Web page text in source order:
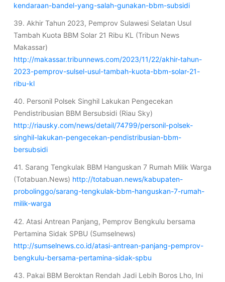
kendaraan-bandel-yang-salah-gunakan-bbm-subsidi
39. Akhir Tahun 2023, Pemprov Sulawesi Selatan Usul
Tambah Kuota BBM Solar 21 Ribu KL (Tribun News
Makassar)
http://makassar.tribunnews.com/2023/11/22/akhir-tahun-
2023-pemprov-sulsel-usul-tambah-kuota-bbm-solar-21-
ribu-kl
40. Personil Polsek Singhil Lakukan Pengecekan
Pendistribusian BBM Bersubsidi (Riau Sky)
http://riausky.com/news/detail/74799/personil-polsek-
singhil-lakukan-pengecekan-pendistribusian-bbm-
bersubsidi
41. Sarang Tengkulak BBM Hanguskan 7 Rumah Milik Warga
(Totabuan.News) http://totabuan.news/kabupaten-
probolinggo/sarang-tengkulak-bbm-hanguskan-7-rumah-
milik-warga
42. Atasi Antrean Panjang, Pemprov Bengkulu bersama
Pertamina Sidak SPBU (Sumselnews)
http://sumselnews.co.id/atasi-antrean-panjang-pemprov-
bengkulu-bersama-pertamina-sidak-spbu
43. Pakai BBM Beroktan Rendah Jadi Lebih Boros Lho, Ini